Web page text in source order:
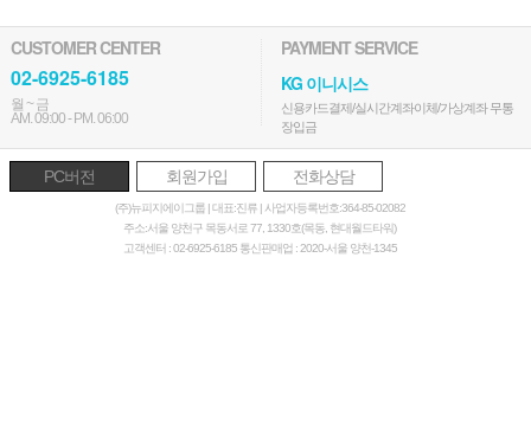
CUSTOMER CENTER
02-6925-6185
월 ~ 금
AM. 09:00 - PM. 06:00
PAYMENT SERVICE
KG 이니시스
신용카드결제/실시간계좌이체/가상계좌 무통
장입금
PC버전 회원가입 전화상담
(주)뉴피지에이그룹 | 대표:진류 | 사업자등록번호:364-85-02082
주소:서울 양천구 목동서로 77, 1330호(목동, 현대월드타워)
고객센터 : 02-6925-6185 통신판매업 : 2020-서울 양천-1345